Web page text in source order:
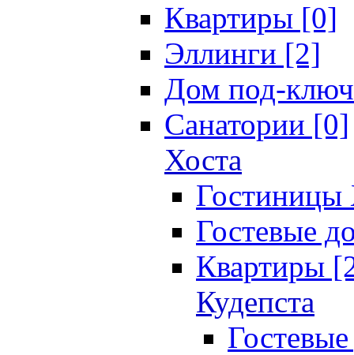
Квартиры [0]
Эллинги [2]
Дом под-
Санатории [0]
Хоста
Гостевые
Квартиры
Кудепста